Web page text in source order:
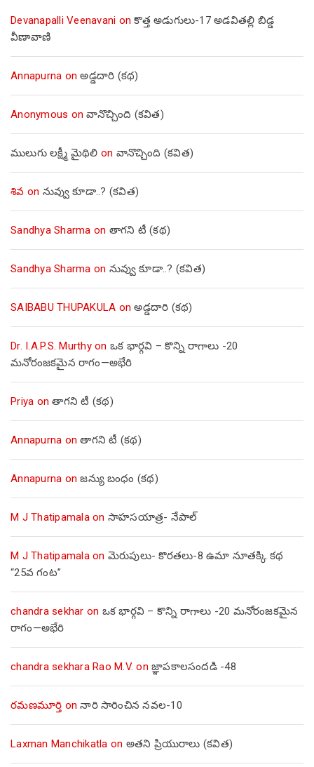
Devanapalli Veenavani onకొత్త అడుగులు-17 అడవితల్లి బిడ్డ
వీణావాణి
Annapurna onఅడ్డదారి (కథ)
Anonymous onవానొచ్చింది (కవిత)
ములుగు లక్ష్మీ మైథిలి on వానొచ్చింది (కవిత)
శివ on నువ్వు కూడా..? (కవిత)
Sandhya Sharma on తాగని టీ (కథ)
Sandhya Sharma on నువ్వు కూడా..? (కవిత)
SAIBABU THUPAKULA onఅడ్డదారి (కథ)
Dr. I.A.P.S. Murthyon ఒక భార్గవి – కొన్ని రాగాలు -20
మనోరంజకమైన రాగం—అభేరి
Priya onతాగని టీ (కథ)
Annapurna onతాగని టీ (కథ)
Annapurna onజన్యు బంధం (కథ)
M J Thatipamalaon సాహసయాత్ర- నేపాల్‌
M J Thatipamalaon మెరుపులు- కొరతలు-8 ఉమా నూతక్కి కథ
“25వ గంట”
chandra sekhar on ఒక భార్గవి – కొన్ని రాగాలు -20 మనోరంజకమైన
రాగం—అభేరి
chandra sekhara Rao M.V. on జ్ఞాపకాలసందడి -48
రమణమూర్తి onనారి సారించిన నవల-10
Laxman Manchikatla on అతని ప్రియురాలు (కవిత)